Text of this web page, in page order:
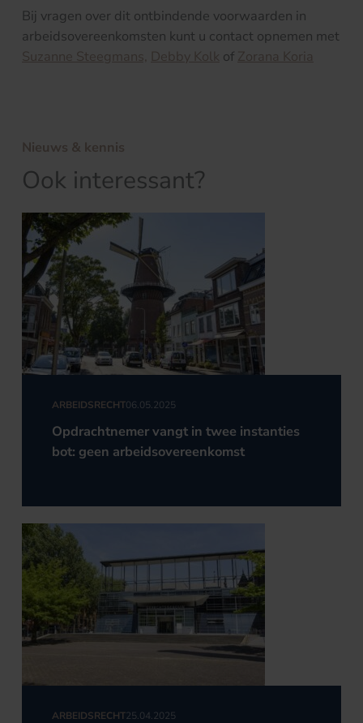
Bij vragen over dit ontbindende voorwaarden in
arbeidsovereenkomsten kunt u contact opnemen met
Suzanne Steegmans, Debby Kolk of Zorana Koria
Nieuws & kennis
Ook interessant?
ARBEIDSRECHT06.05.2025
Opdrachtnemer vangt in twee instanties
bot: geen arbeidsovereenkomst
ARBEIDSRECHT25.04.2025